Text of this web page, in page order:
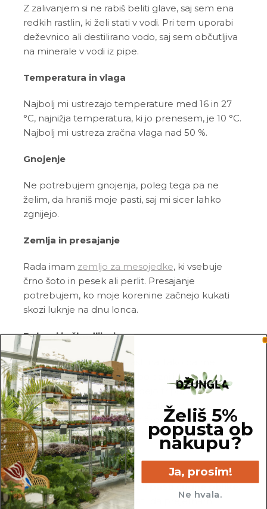
Z zalivanjem si ne rabiš beliti glave, saj sem ena
redkih rastlin, ki želi stati v vodi. Pri tem uporabi
deževnico ali destilirano vodo, saj sem občutljiva
na minerale v vodi iz pipe.
Temperatura in vlaga
Najbolj mi ustrezajo temperature med 16 in 27
°C, najnižja temperatura, ki jo prenesem, je 10 °C.
Najbolj mi ustreza zračna vlaga nad 50 %.
Gnojenje
Ne potrebujem gnojenja, poleg tega pa ne
želim, da hraniš moje pasti, saj mi sicer lahko
zgnijejo.
Zemlja in presajanje
Rada imam zemljo za mesojedke, ki vsebuje
črno šoto in pesek ali perlit. Presajanje
potrebujem, ko moje korenine začnejo kukati
skozi luknje na dnu lonca.
Bolezni in škodljivci
Sem srednje občutljiva rastlina, tako da me
občasno lahko napadejo bolezni in škodljivci.
Najbolj pogosto me napadejo tripsi, pršice,
kaparji, listne in volnate uši. Zato me redno
pregleduj in me ob znakih škodljivcev pozdravi z
insekticidom ali mešanico
Neem tonikain vode.
Pogoste težave
Povešeni in tanki listi ali pasti čudne oblike:
največkrat ti želim povedati, da prejemam
Želiš 5%
popusta ob
nakupu?
Ja, prosim!
Ne hvala.